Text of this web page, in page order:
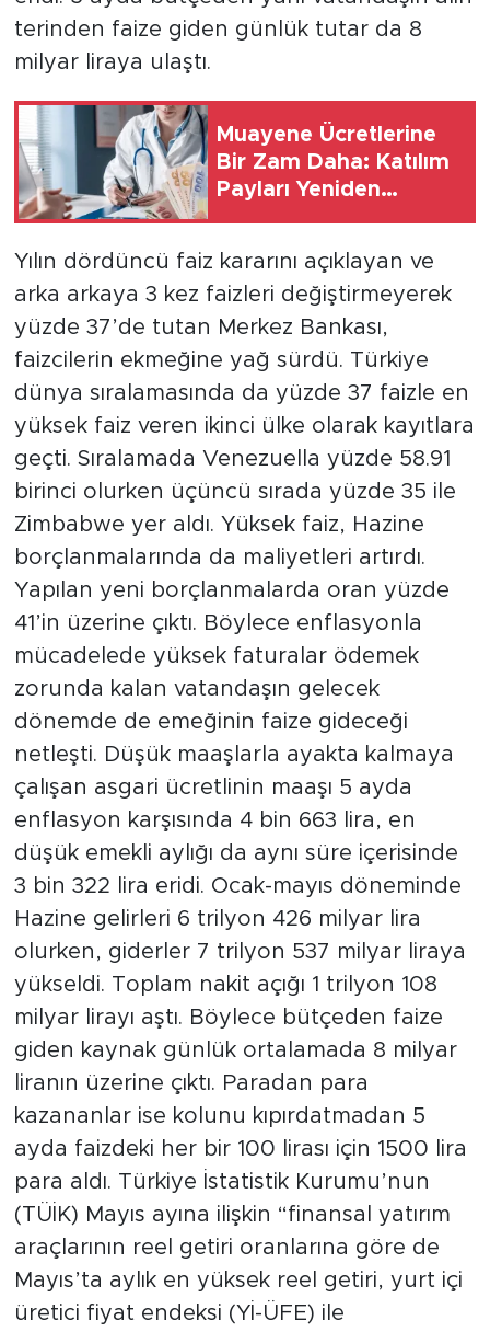
terinden faize giden günlük tutar da 8
milyar liraya ulaştı.
Muayene Ücretlerine
Bir Zam Daha: Katılım
Payları Yeniden
Yılın dördüncü faiz kararını açıklayan ve
arka arkaya 3 kez faizleri değiştirmeyerek
yüzde 37’de tutan Merkez Bankası,
faizcilerin ekmeğine yağ sürdü. Türkiye
dünya sıralamasında da yüzde 37 faizle en
yüksek faiz veren ikinci ülke olarak kayıtlara
geçti. Sıralamada Venezuella yüzde 58.91
birinci olurken üçüncü sırada yüzde 35 ile
Zimbabwe yer aldı. Yüksek faiz, Hazine
borçlanmalarında da maliyetleri artırdı.
Yapılan yeni borçlanmalarda oran yüzde
41’in üzerine çıktı. Böylece enflasyonla
mücadelede yüksek faturalar ödemek
zorunda kalan vatandaşın gelecek
dönemde de emeğinin faize gideceği
netleşti. Düşük maaşlarla ayakta kalmaya
çalışan asgari ücretlinin maaşı 5 ayda
enflasyon karşısında 4 bin 663 lira, en
düşük emekli aylığı da aynı süre içerisinde
3 bin 322 lira eridi. Ocak-mayıs döneminde
Hazine gelirleri 6 trilyon 426 milyar lira
olurken, giderler 7 trilyon 537 milyar liraya
yükseldi. Toplam nakit açığı 1 trilyon 108
milyar lirayı aştı. Böylece bütçeden faize
giden kaynak günlük ortalamada 8 milyar
liranın üzerine çıktı. Paradan para
kazananlar ise kolunu kıpırdatmadan 5
ayda faizdeki her bir 100 lirası için 1500 lira
para aldı. Türkiye İstatistik Kurumu’nun
(TÜİK) Mayıs ayına ilişkin “finansal yatırım
araçlarının reel getiri oranlarına göre de
Mayıs’ta aylık en yüksek reel getiri, yurt içi
üretici fiyat endeksi (Yİ-ÜFE) ile